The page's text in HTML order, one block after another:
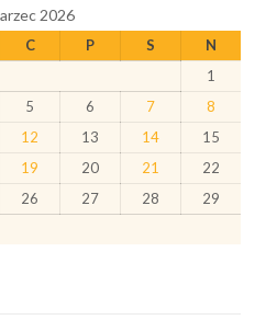
2026
C P S
N
1
5 6 7
8
12 13 14
15
19 20 21
22
26 27 28
29